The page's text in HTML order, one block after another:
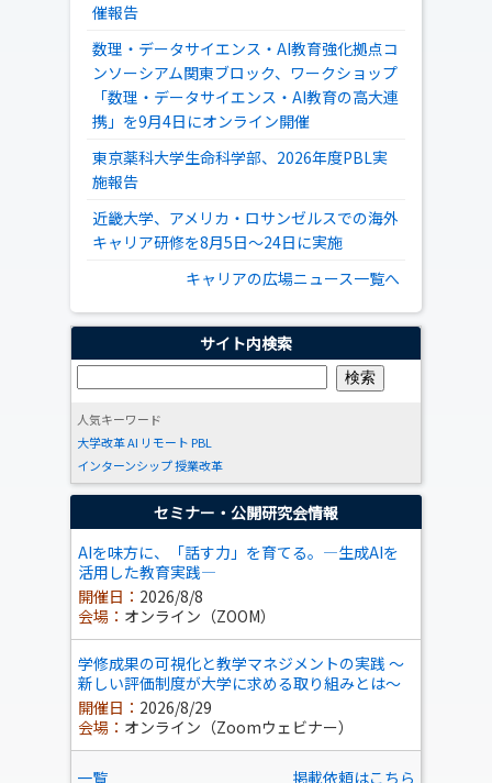
催報告
数理・データサイエンス・AI教育強化拠点コ
ンソーシアム関東ブロック、ワークショップ
「数理・データサイエンス・AI教育の高大連
携」を9月4日にオンライン開催
東京薬科大学生命科学部、2026年度PBL実
施報告
近畿大学、アメリカ・ロサンゼルスでの海外
キャリア研修を8月5日～24日に実施
キャリアの広場ニュース一覧へ
サイト内検索
人気キーワード
大学改革AI リモート PBL
インターンシップ授業改革
セミナー・公開研究会情報
AIを味方に、「話す力」を育てる。―生成AIを
活用した教育実践―
開催日： 2026/8/8
会場： オンライン（ZOOM）
学修成果の可視化と教学マネジメントの実践 ～
新しい評価制度が大学に求める取り組みとは～
開催日： 2026/8/29
会場： オンライン（Zoomウェビナー）
一覧 掲載依頼はこちら